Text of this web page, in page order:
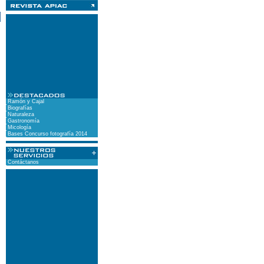
Ramón y Cajal
Biografías
Naturaleza
Gastronomía
Micología
Bases Concurso fotografía 2014
Contáctanos